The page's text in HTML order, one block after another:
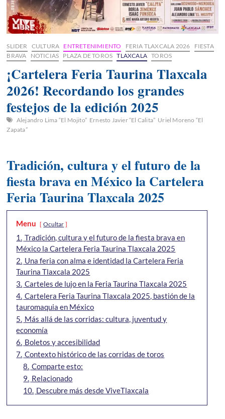
SLIDER CULTURA ENTRETENIMIENTO FERIA TLAXCALA 2026
FIESTA
BRAVA
NOTICIAS PLAZA DE TOROS TLAXCALA TOROS
¡Cartelera Feria Taurina Tlaxcala
2026! Recordando los grandes
festejos de la edición 2025
Alejandro Lima “El Mojito” Ernesto Javier “El Calita” Uriel Moreno “El
Zapata”
Tradición, cultura y el futuro de la
fiesta brava en México la Cartelera
Feria Taurina Tlaxcala 2025
Menu Ocultar
1. Tradición, cultura y el futuro de la fiesta brava en
México la Cartelera Feria Taurina Tlaxcala 2025
2. Una feria con alma e identidad la Cartelera Feria
Taurina Tlaxcala 2025
3. Carteles de lujo en la Feria Taurina Tlaxcala 2025
4. Cartelera Feria Taurina Tlaxcala 2025, bastión de la
tauromaquia en México
5. Más allá de las corridas: cultura, juventud y
economía
6. Boletos y accesibilidad
7. Contexto histórico de las corridas de toros
8. Comparte esto:
9. Relacionado
10. Descubre más desde ViveTlaxcala